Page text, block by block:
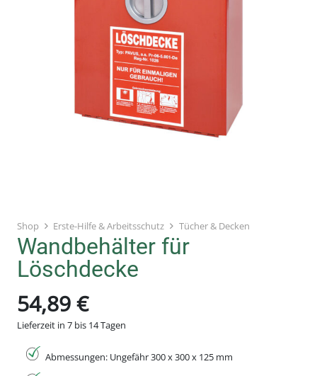
Shop Erste-Hilfe & Arbeitsschutz Tücher & Decken
Wandbehälter für
Löschdecke
54,89€
Lieferzeit in 7 bis 14 Tagen
Abmessungen: Ungefähr 300 x 300 x 125 mm